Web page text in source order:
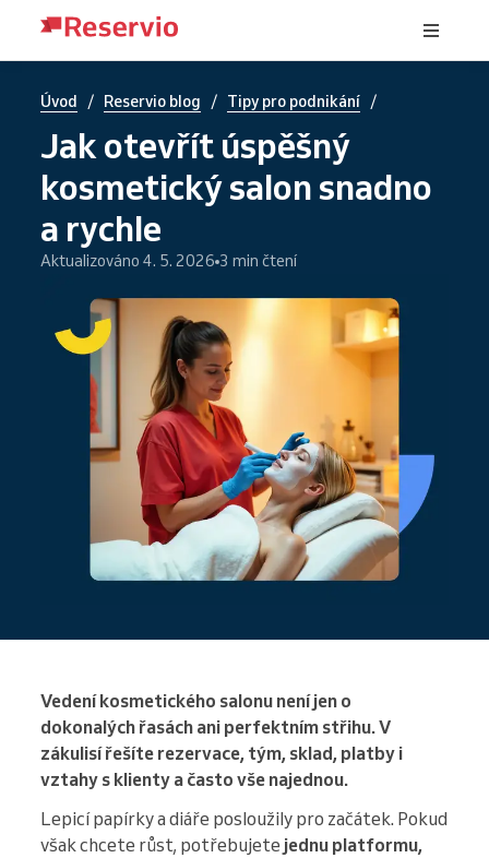
Úvod / Reservio blog / Tipy pro podnikání /
Jak otevřít úspěšný
kosmetický salon snadno
a rychle
Aktualizováno 4. 5. 2026 3 min čtení
Vedení kosmetického salonu není jen o
dokonalých řasách ani perfektním střihu. V
zákulisí řešíte rezervace, tým, sklad, platby i
vztahy s klienty a často vše najednou.
Lepicí papírky a diáře posloužily pro začátek. Pokud
však chcete růst, potřebujete jednu platformu,